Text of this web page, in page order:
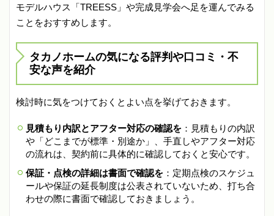
モデルハウス「TREESS」や完成見学会へ足を運んでみる
ことをおすすめします。
タカノホームの気になる評判や口コミ・不
安な声を紹介
検討時に気をつけておくとよい点を挙げておきます。
見積もり内訳とアフター対応の確認を ：見積もりの内訳
や「どこまでが標準・別途か」、手直しやアフター対応
の流れは、契約前に具体的に確認しておくと安心です。
保証・点検の詳細は書面で確認を ：定期点検のスケジュ
ールや保証の延長制度は公表されていないため、打ち合
わせの際に書面で確認しておきましょう。